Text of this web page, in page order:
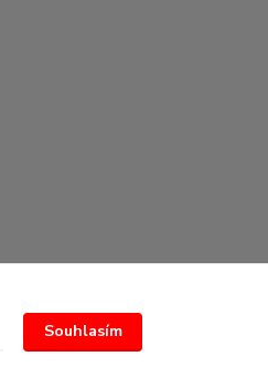
Souhlasím